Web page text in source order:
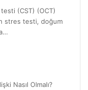
(CST) (OCT)
stres testi, doğum
Nasıl Olmalı?